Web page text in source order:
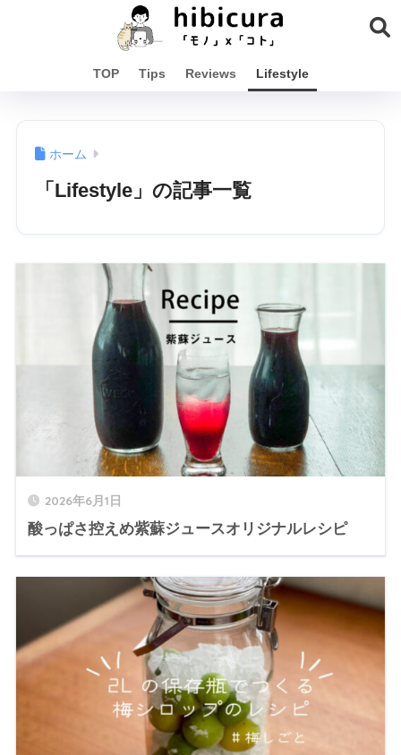
TOP Tips Reviews Lifestyle
ホーム
「Lifestyle」の記事一覧
2026年6月1日
酸っぱさ控えめ紫蘇ジュースオリジナルレシピ